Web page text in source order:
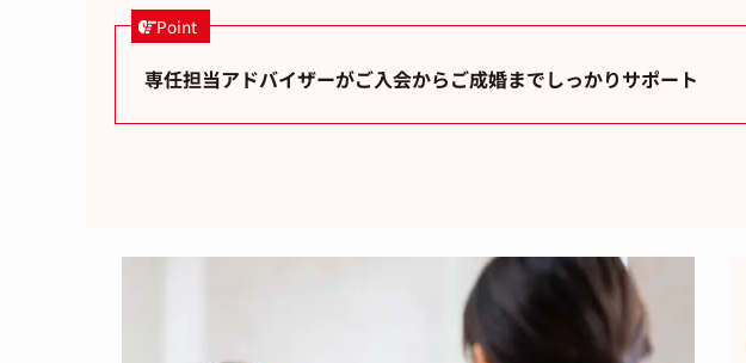
Point
専任担当アドバイザーがご入会からご成婚までしっかりサポート